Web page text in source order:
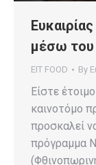
μέσω του
EIT FOOD By
Είστε
καινοτόμο
προσκαλεί
πρόγραμμα